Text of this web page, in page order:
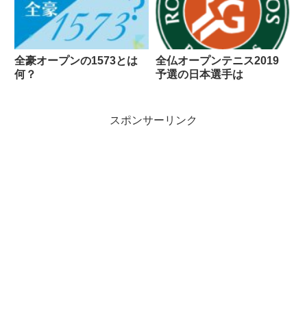
全豪オープンの1573とは
何？
全仏オープンテニス2019
予選の日本選手は
スポンサーリンク